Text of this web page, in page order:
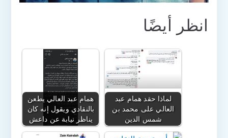
انظر أيضًا
همام عبد العالي يطعن
بالنقادي ويقول إنه كان
يناظر نيابة عن داعش
لماذا حقد همام عبد
العالي على محمد بن
شمس الدين